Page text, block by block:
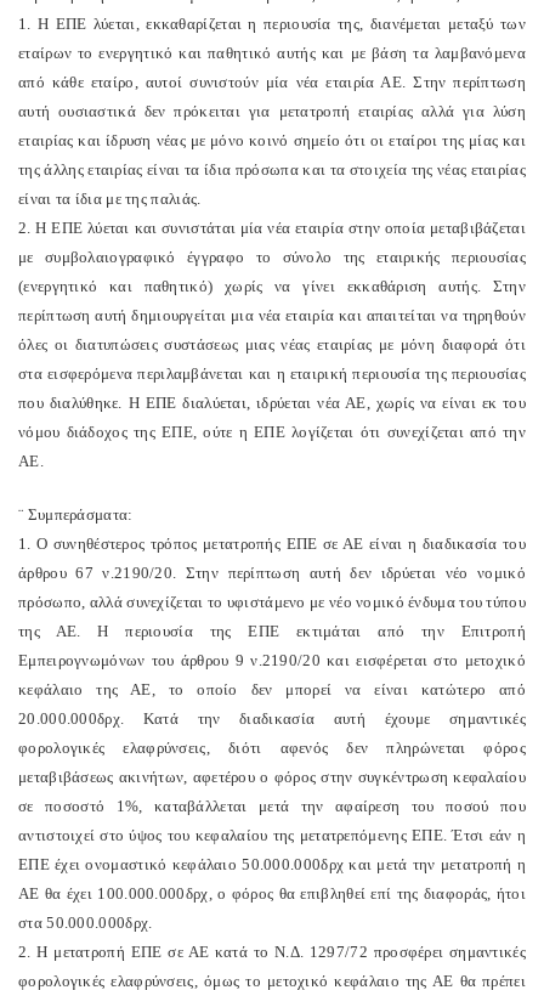
1. Η ΕΠΕ λύεται, εκκαθαρίζεται η περιουσία της, διανέμεται μεταξύ των
εταίρων το ενεργητικό και παθητικό αυτής και με βάση τα λαμβανόμενα
από κάθε εταίρο, αυτοί συνιστούν μία νέα εταιρία ΑΕ. Στην περίπτωση
αυτή ουσιαστικά δεν πρόκειται για μετατροπή εταιρίας αλλά για λύση
εταιρίας και ίδρυση νέας με μόνο κοινό σημείο ότι οι εταίροι της μίας και
της άλλης εταιρίας είναι τα ίδια πρόσωπα και τα στοιχεία της νέας εταιρίας
είναι τα ίδια με της παλιάς.
2. Η ΕΠΕ λύεται και συνιστάται μία νέα εταιρία στην οποία μεταβιβάζεται
με συμβολαιογραφικό έγγραφο το σύνολο της εταιρικής περιουσίας
(ενεργητικό και παθητικό) χωρίς να γίνει εκκαθάριση αυτής. Στην
περίπτωση αυτή δημιουργείται μια νέα εταιρία και απαιτείται να τηρηθούν
όλες οι διατυπώσεις συστάσεως μιας νέας εταιρίας με μόνη διαφορά ότι
στα εισφερόμενα περιλαμβάνεται και η εταιρική περιουσία της περιουσίας
που διαλύθηκε. Η ΕΠΕ διαλύεται, ιδρύεται νέα ΑΕ, χωρίς να είναι εκ του
νόμου διάδοχος της ΕΠΕ, ούτε η ΕΠΕ λογίζεται ότι συνεχίζεται από την
ΑΕ.
¨ Συμπεράσματα:
1. Ο συνηθέστερος τρόπος μετατροπής ΕΠΕ σε ΑΕ είναι η διαδικασία του
άρθρου 67 ν.2190/20. Στην περίπτωση αυτή δεν ιδρύεται νέο νομικό
πρόσωπο, αλλά συνεχίζεται το υφιστάμενο με νέο νομικό ένδυμα του τύπου
της ΑΕ. Η περιουσία της ΕΠΕ εκτιμάται από την Επιτροπή
Εμπειρογνωμόνων του άρθρου 9 ν.2190/20 και εισφέρεται στο μετοχικό
κεφάλαιο της ΑΕ, το οποίο δεν μπορεί να είναι κατώτερο από
20.000.000δρχ. Κατά την διαδικασία αυτή έχουμε σημαντικές
φορολογικές ελαφρύνσεις, διότι αφενός δεν πληρώνεται φόρος
μεταβιβάσεως ακινήτων, αφετέρου ο φόρος στην συγκέντρωση κεφαλαίου
σε ποσοστό 1%, καταβάλλεται μετά την αφαίρεση του ποσού που
αντιστοιχεί στο ύψος του κεφαλαίου της μετατρεπόμενης ΕΠΕ. Έτσι εάν η
ΕΠΕ έχει ονομαστικό κεφάλαιο 50.000.000δρχ και μετά την μετατροπή η
ΑΕ θα έχει 100.000.000δρχ, ο φόρος θα επιβληθεί επί της διαφοράς, ήτοι
στα 50.000.000δρχ.
2. Η μετατροπή ΕΠΕ σε ΑΕ κατά το Ν.Δ. 1297/72 προσφέρει σημαντικές
φορολογικές ελαφρύνσεις, όμως το μετοχικό κεφάλαιο της ΑΕ θα πρέπει